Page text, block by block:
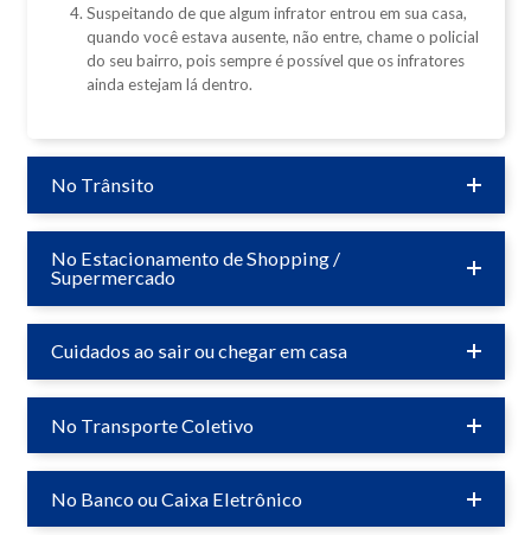
Suspeitando de que algum infrator entrou em sua casa,
quando você estava ausente, não entre, chame o policial
do seu bairro, pois sempre é possível que os infratores
ainda estejam lá dentro.
No Trânsito
No Estacionamento de Shopping /
Supermercado
Cuidados ao sair ou chegar em casa
No Transporte Coletivo
No Banco ou Caixa Eletrônico